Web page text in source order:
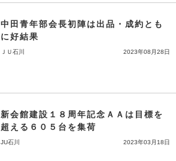
中田青年部会長初陣は出品・成約とも
に好結果
ＪＵ石川 2023年08月28日
新会館建設１８周年記念ＡＡは目標を
超える６０５台を集荷
JU石川 2023年03月18日